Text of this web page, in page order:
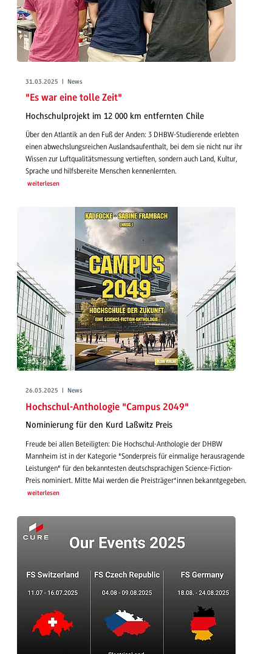
31.03.2025 | News
"Es war eine tolle Zeit"
Hochschulprojekt im 12 000 km entfernten Chile
Über den Atlantik an den Fuß der Anden: 3 DHBW-Studierende erlebten
einen abwechslungsreichen Auslandsaufenthalt, bei dem sie nicht nur ihr
Wissen zur Luftqualitätsmessung vertieften, sondern auch Land, Kultur,
Sprache und hilfsbereite Menschen kennenlernten.
weiterlesen
26.03.2025 | News
Hochschul-Anthologie "Campus 2049"
Nominierung für den Kurd Laßwitz Preis
Freude bei allen Beteiligten: Die Hochschul-Anthologie der DHBW
Mannheim ist in der Kategorie "Sonderpreis für einmalige herausragende
Leistungen" für den bekanntesten deutschsprachigen Science-Fiction-
Preis nominiert. Mitte Mai werden die Preisträger*innen bekanntgegeben.
weiterlesen